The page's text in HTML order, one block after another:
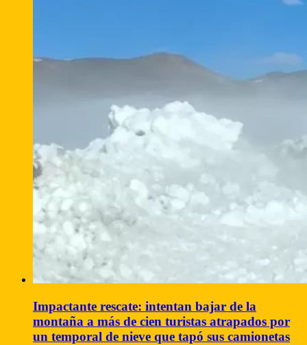
Impactante rescate: intentan bajar de la
montaña a más de cien turistas atrapados por
un temporal de nieve que tapó sus camionetas